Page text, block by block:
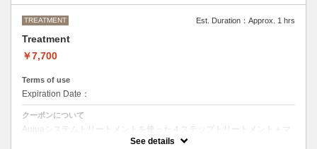
頂戴いたします。
TREATMENT Est. Duration：Approx. 1 hrs
Treatment
￥7,700
Terms of use
Expiration Date：
クーポンについて
Aujuaシステムトリートメントを使った４ステップトリートメント＋マ
See details